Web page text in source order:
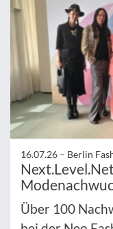
16.07.26 – Berlin
Über 100